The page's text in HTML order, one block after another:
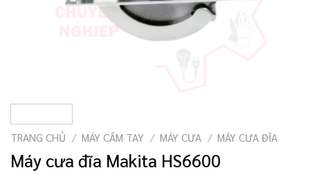
TRANG CHỦ / MÁY CẦM TAY / MÁY CƯA / MÁY CƯA ĐĨA
Máy cưa đĩa Makita HS6600